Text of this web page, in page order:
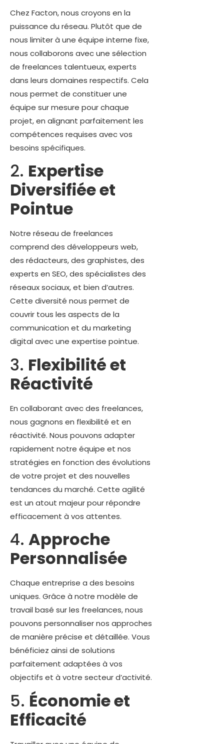
Chez Facton, nous croyons en la
puissance du réseau. Plutôt que de
nous limiter à une équipe interne fixe,
nous collaborons avec une sélection
de freelances talentueux, experts
dans leurs domaines respectifs. Cela
nous permet de constituer une
équipe sur mesure pour chaque
projet, en alignant parfaitement les
compétences requises avec vos
besoins spécifiques.
2. Expertise
Diversifiée et
Pointue
Notre réseau de freelances
comprend des développeurs web,
des rédacteurs, des graphistes, des
experts en SEO, des spécialistes des
réseaux sociaux, et bien d’autres.
Cette diversité nous permet de
couvrir tous les aspects de la
communication et du marketing
digital avec une expertise pointue.
3. Flexibilité et
Réactivité
En collaborant avec des freelances,
nous gagnons en flexibilité et en
réactivité. Nous pouvons adapter
rapidement notre équipe et nos
stratégies en fonction des évolutions
de votre projet et des nouvelles
tendances du marché. Cette agilité
est un atout majeur pour répondre
efficacement à vos attentes.
4. Approche
Personnalisée
Chaque entreprise a des besoins
uniques. Grâce à notre modèle de
travail basé sur les freelances, nous
pouvons personnaliser nos approches
de manière précise et détaillée. Vous
bénéficiez ainsi de solutions
parfaitement adaptées à vos
objectifs et à votre secteur d’activité.
5. Économie et
Efficacité